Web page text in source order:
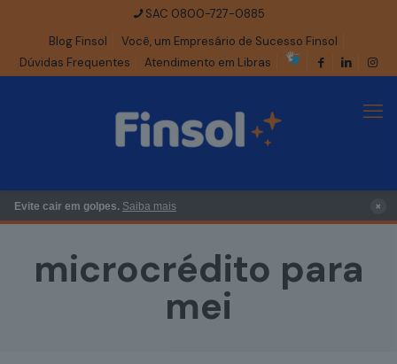
SAC 0800-727-0885
Blog Finsol
Você, um Empresário de Sucesso Finsol
Dúvidas Frequentes
Atendimento em Libras
Evite cair em golpes. Saiba mais ×
microcrédito para
mei